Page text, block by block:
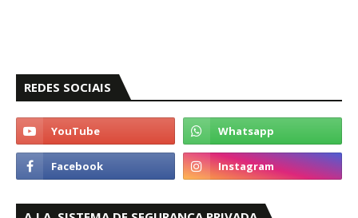
REDES SOCIAIS